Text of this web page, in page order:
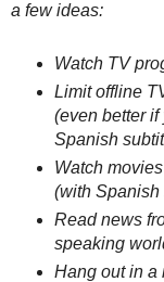
a few ideas:
Watch TV
Limit offline
(even better
Spanish
Watch
(with Spanish
Read news
speaking
Hang out in a